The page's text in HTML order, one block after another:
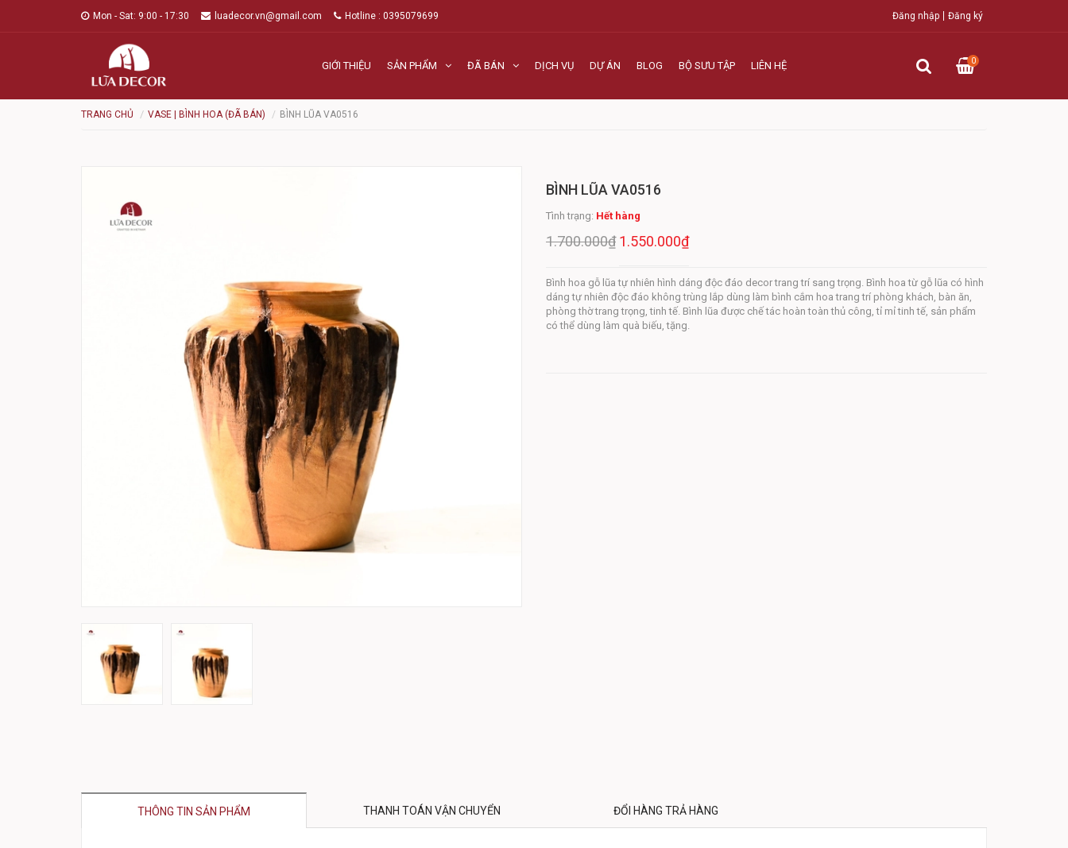
Mon - Sat: 9:00 - 17:30 luadecor.vn@gmail.com Hotline : 0395079699 Đăng nhập Đăng ký
GIỚI THIỆU SẢN PHẨM ĐÃ BÁN DỊCH VỤ DỰ ÁN BLOG BỘ SƯU TẬP LIÊN HỆ 0
TRANG CHỦ VASE | BÌNH HOA (ĐÃ BÁN) BÌNH LŨA VA0516
BÌNH LŨA VA0516
Tình trạng: Hết hàng
1.700.000₫ 1.550.000₫
Bình hoa gỗ lũa tự nhiên hình dáng độc đáo decor trang trí sang trọng. Bình hoa từ gỗ lũa có hình
dáng tự nhiên độc đáo không trùng lắp dùng làm bình cắm hoa trang trí phòng khách, bàn ăn,
phòng thờ trang trọng, tinh tế. Bình lũa được chế tác hoàn toàn thủ công, tỉ mỉ tinh tế, sản phẩm
có thể dùng làm quà biếu, tặng.
THÔNG TIN SẢN PHẨM THANH TOÁN VẬN CHUYỂN ĐỔI HÀNG TRẢ HÀNG